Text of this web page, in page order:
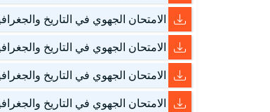
الامتحان الجهوي في التاريخ والجغرافيا د.
الامتحان الجهوي في التاريخ والجغرافيا د.
الامتحان الجهوي في التاريخ والجغرافيا د.
الامتحان الجهوي في التاريخ والجغرافيا د.